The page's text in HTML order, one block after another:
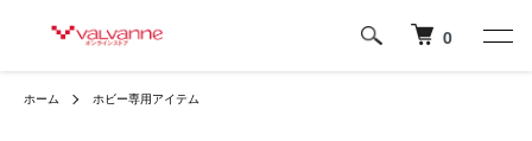
0
ホーム ホビー専用アイテム